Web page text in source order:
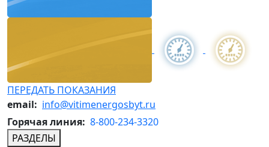
ПЕРЕДАТЬ ПОКАЗАНИЯ
email: info@vitimenergosbyt.ru
Горячая линия: 8-800-234-3320
РАЗДЕЛЫ